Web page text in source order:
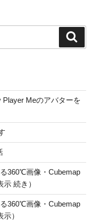
Player Meのアバターを
360℃画像・Cubemap
続き）
360℃画像・Cubemap
）